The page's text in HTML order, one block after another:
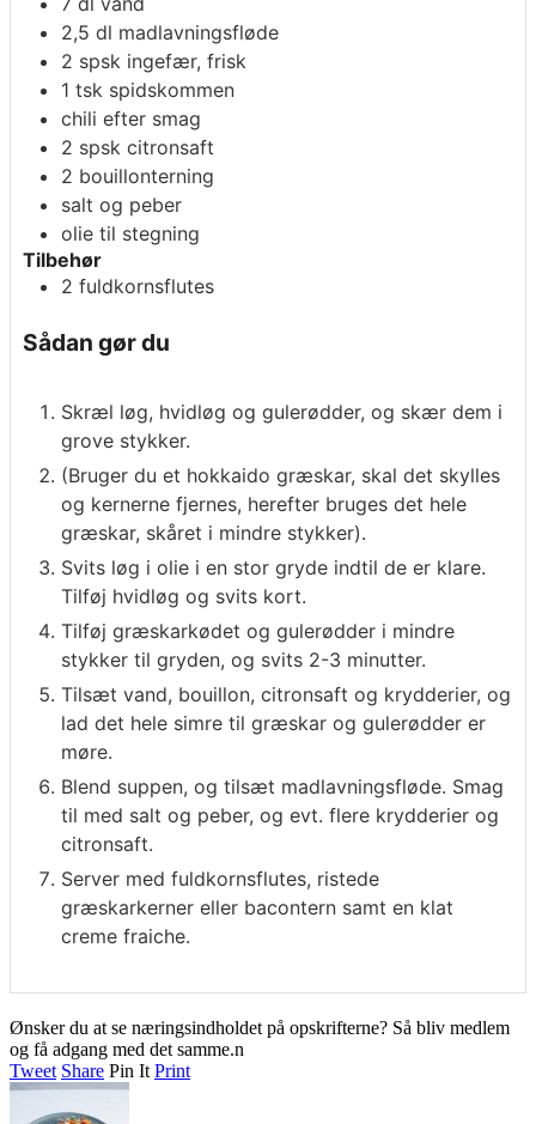
2,5 dl madlavningsfløde
2 spsk ingefær, frisk
1 tsk spidskommen
chili efter smag
2 spsk citronsaft
2 bouillonterning
salt og peber
olie til stegning
Tilbehør
2 fuldkornsflutes
Sådan gør du
Skræl løg, hvidløg og gulerødder, og skær dem i
grove stykker.
(Bruger du et hokkaido græskar, skal det skylles
og kernerne fjernes, herefter bruges det hele
græskar, skåret i mindre stykker).
Svits løg i olie i en stor gryde indtil de er klare.
Tilføj hvidløg og svits kort.
Tilføj græskarkødet og gulerødder i mindre
stykker til gryden, og svits 2-3 minutter.
Tilsæt vand, bouillon, citronsaft og krydderier, og
lad det hele simre til græskar og gulerødder er
møre.
Blend suppen, og tilsæt madlavningsfløde. Smag
til med salt og peber, og evt. flere krydderier og
citronsaft.
Server med fuldkornsflutes, ristede
græskarkerner eller bacontern samt en klat
creme fraiche.
Ønsker du at se næringsindholdet på opskrifterne? Så bliv medlem
og få adgang med det samme.n
Tweet Share Pin It Print